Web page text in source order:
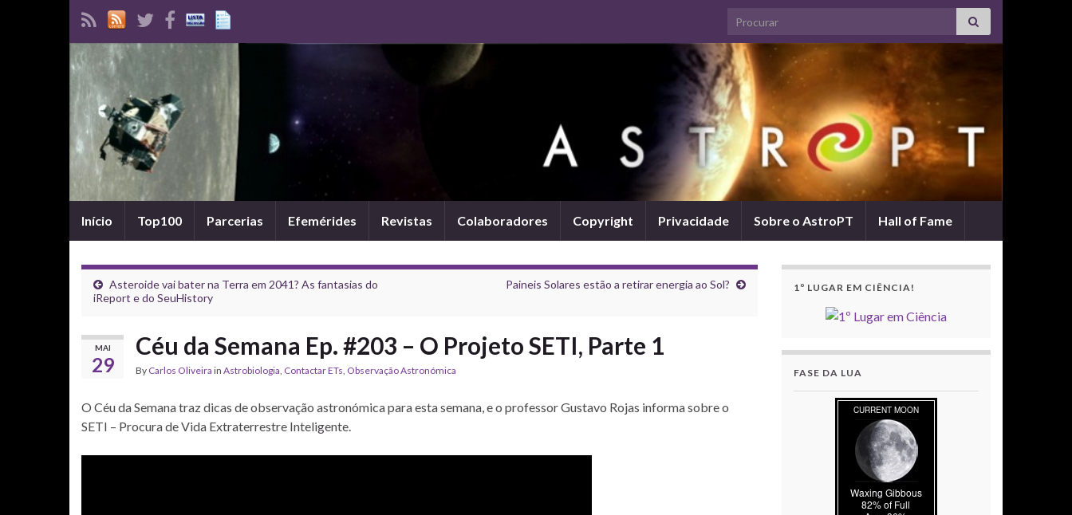
Search for:
Início Top100 Parcerias Efemérides Revistas Colaboradores Copyright Privacidade Sobre o AstroPT Hall of Fame
Asteroide vai bater na Terra em 2041? As fantasias do
iReport e do SeuHistory
Paineis Solares estão a retirar energia ao Sol?
MAI
29
Céu da Semana Ep. #203 – O Projeto SETI, Parte 1
By Carlos Oliveira in Astrobiologia, Contactar ETs, Observação Astronómica
O Céu da Semana traz dicas de observação astronómica para esta semana, e o professor Gustavo Rojas informa sobre o
SETI – Procura de Vida Extraterrestre Inteligente.
1º LUGAR EM CIÊNCIA!
FASE DA LUA